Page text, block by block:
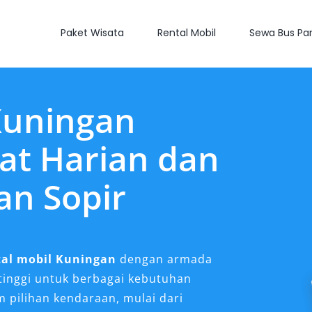
Paket Wisata Rental Mobil Sewa Bus
Harian dan
Sopir
mobil Kuningan dengan armada
untuk berbagai kebutuhan
pilihan kendaraan, mulai dari